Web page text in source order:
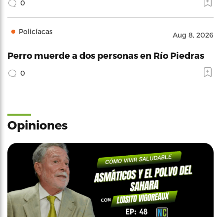
0
Policíacas Aug 8, 2026
Perro muerde a dos personas en Río Piedras
0
Opiniones